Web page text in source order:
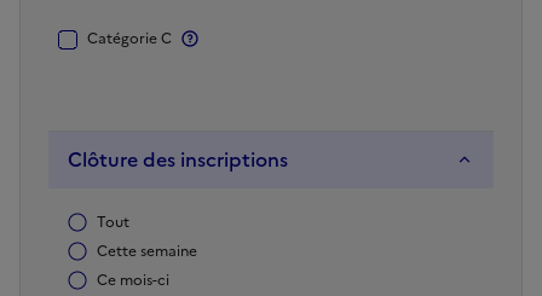
Catégorie C
Clôture des inscriptions
Clôture
des
inscriptions
Période
personnalisée
Tout
Cette semaine
Ce mois-ci